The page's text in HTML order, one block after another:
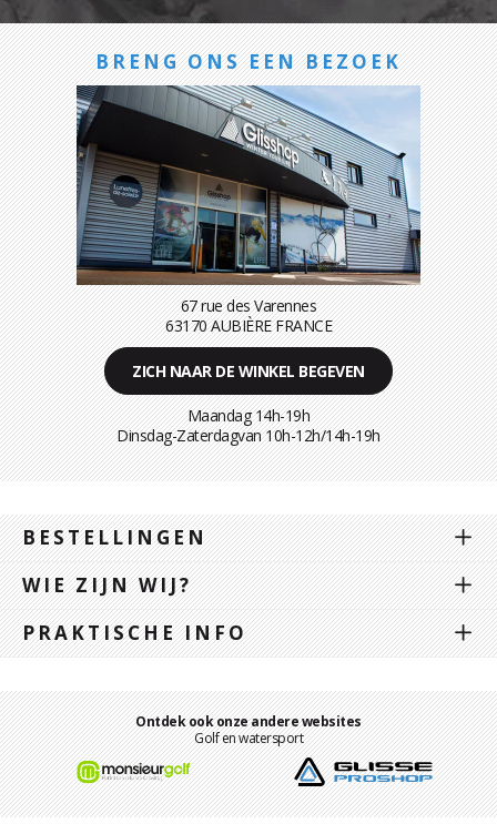
BRENG ONS EEN BEZOEK
67 rue des Varennes
63170 AUBIÈRE FRANCE
ZICH NAAR DE WINKEL BEGEVEN
Maandag 14h-19h
Dinsdag-Zaterdagvan 10h-12h/14h-19h
BESTELLINGEN
WIE ZIJN WIJ?
PRAKTISCHE INFO
Ontdek ook onze andere websites
Golf en watersport